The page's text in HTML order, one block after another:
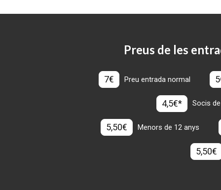
Preus de les
7€ Preu entrada normal
4,5€* Socis
5,50€ Menors de 12 anys
5,50€